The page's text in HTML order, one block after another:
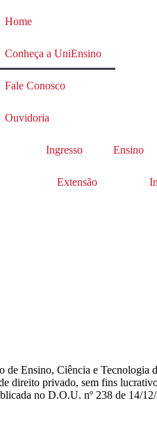
Home
Conheça a UniEnsino
Fale Conosco
Ouvidoria
Ingresso Ensino
Extensão
Ensino, Ciência e Tecnologia
direito privado, sem fins
no D.O.U. nº 238 de 14/